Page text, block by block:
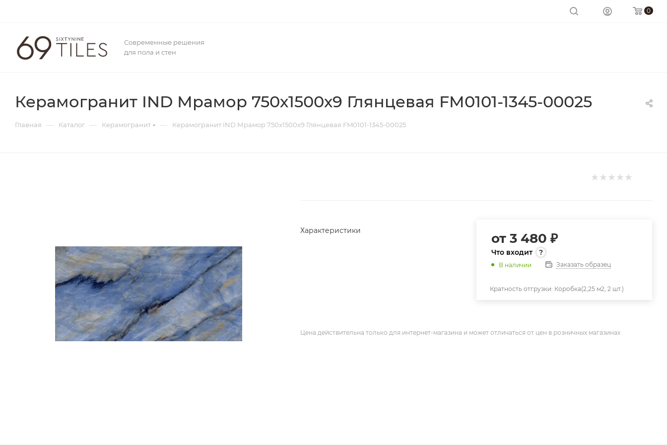
0
Современные решения
для пола и стен
Керамогранит IND Мрамор 750х1500х9 Глянцевая FM0101-1345-00025
Главная — Каталог — Керамогранит — Керамогранит IND Мрамор 750х1500х9 Глянцевая FM0101-1345-00025
Характеристики от 3 480 ₽
Что входит
В наличии Заказать образец
Кратность отгрузки: Коробка(2,25 м2, 2 шт.)
Цена действительна только для интернет-магазина и может отличаться от цен в розничных магазинах